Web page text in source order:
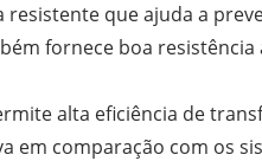
que ajuda a
fornece boa
alta eficiência de
em comparação com os